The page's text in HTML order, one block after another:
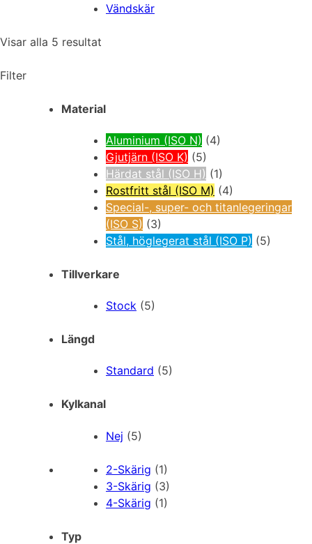
Vändskär
Visar alla 5 resultat
Filter
Material
Aluminium (ISO N) (4)
Gjutjärn (ISO K) (5)
Härdat stål (ISO H) (1)
Rostfritt stål (ISO M) (4)
Special-, super- och titanlegeringar
(ISO S) (3)
Stål, höglegerat stål (ISO P) (5)
Tillverkare
Stock (5)
Längd
Standard (5)
Kylkanal
Nej (5)
2-Skärig (1)
3-Skärig (3)
4-Skärig (1)
Typ